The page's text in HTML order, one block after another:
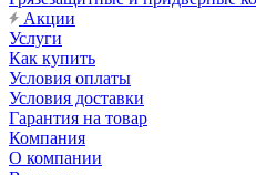
Акции
Услуги
Как купить
Условия оплаты
Условия доставки
Гарантия на товар
Компания
О компании